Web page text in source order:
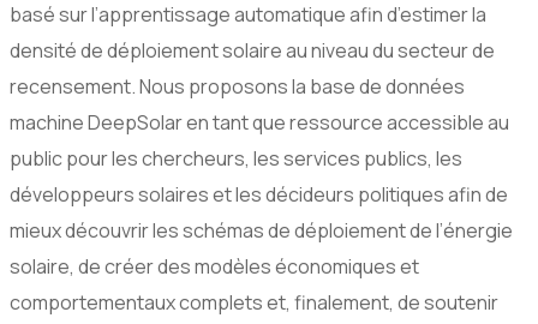
basé sur l’apprentissage automatique afin d’estimer la
densité de déploiement solaire au niveau du secteur de
recensement. Nous proposons la base de données
machine DeepSolar en tant que ressource accessible au
public pour les chercheurs, les services publics, les
développeurs solaires et les décideurs politiques afin de
mieux découvrir les schémas de déploiement de l’énergie
solaire, de créer des modèles économiques et
comportementaux complets et, finalement, de soutenir